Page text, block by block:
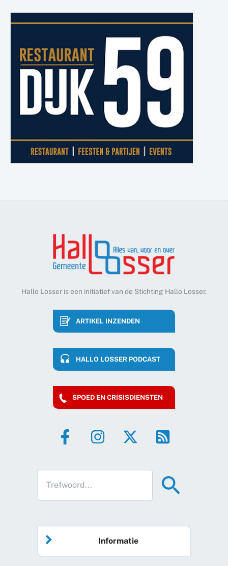
Hallo Losser is een initiatief van de Stichting Hallo Losser.
ARTIKEL INZENDEN
HALLO LOSSER PODCAST
SPOED EN CRISISDIENSTEN
Informatie